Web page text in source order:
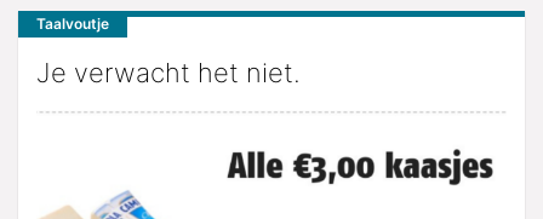
Taalvoutje
Je verwacht het niet.